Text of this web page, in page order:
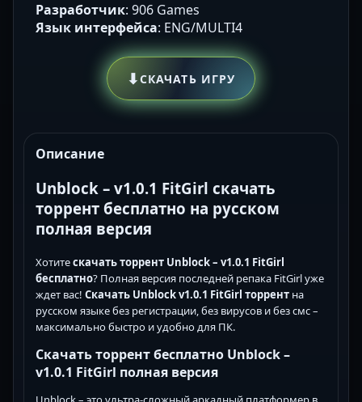
Разработчик: 906 Games
Язык интерфейса: ENG/MULTI4
⬇СКАЧАТЬ ИГРУ
Описание
Unblock – v1.0.1 FitGirl скачать
торрент бесплатно на русском
полная версия
Хотитескачать торрент Unblock – v1.0.1 FitGirl
бесплатно? Полная версия последней репака FitGirl уже
ждет вас! Скачать Unblock v1.0.1 FitGirl торрент на
русском языке без регистрации, без вирусов и без смс –
максимально быстро и удобно для ПК.
Скачать торрент бесплатно Unblock –
v1.0.1 FitGirl полная версия